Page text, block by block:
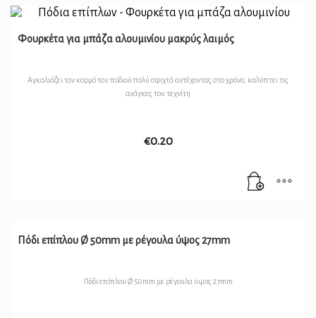
Φουρκέτα για μπάζα αλουμινίου μακρύς λαιμός
Αγκαλιάζει τον κορμό του ποδιού πολύ σφιχτά αντέχοντας στο χρόνο, καλύπτει τις
ανάγκες του τεχνίτη
€0.20
Πόδι επίπλου Ø 50mm με ρέγουλα ύψος 27mm
Πόδι επίπλου Ø 50mm με ρέγουλα ύψος 27mm